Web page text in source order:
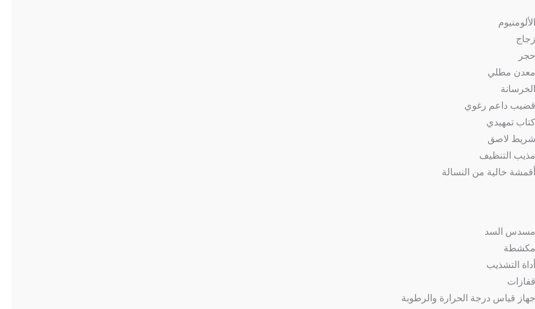
الألومنيوم
زجاج
حجر
معدن مطلي
الخرسانة
قضيب داعم رغوي
كتاب تمهيدي
شريط لاصق
مذيب التنظيف
أقمشة خالية من النسالة
مسدس السد
مكشطة
أداة التشذيب
قفازات
جهاز قياس درجة الحرارة والرطوبة